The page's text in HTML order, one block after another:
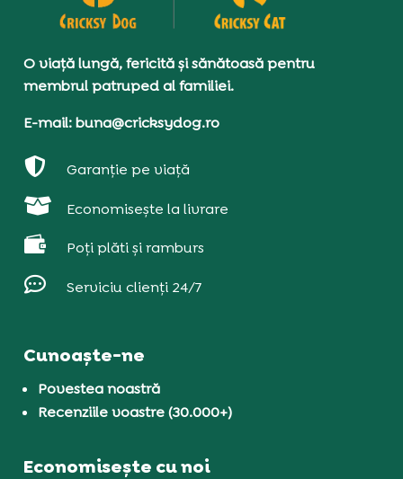
O viață lungă, fericită și sănătoasă pentru
membrul patruped al familiei.
E-mail: buna@cricksydog.ro
 Garanție pe viață
 Economisește la livrare
 Poți plăti și ramburs
 Serviciu clienți 24/7
Cunoaște-ne
Povestea noastră
Recenziile voastre (30.000+)
Economisește cu noi